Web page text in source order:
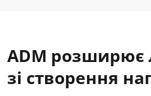
ADM розширює
зі створення